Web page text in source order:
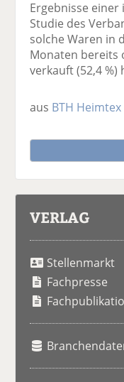
Ergebnisse
Studie des
solche Waren in
Monaten bereits
verkauft (52,4 %)
aus BTH Heimtex
VERLAG
Stellenmarkt
Fachpresse